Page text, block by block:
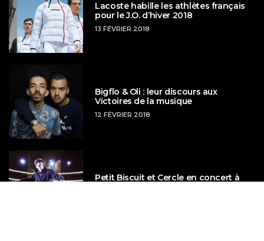
Lacoste habille les athlètes français
pour le J.O. d’hiver 2018
13 FÉVRIER 2018
Bigflo & Oli : leur discours aux
Victoires de la musique
12 FÉVRIER 2018
Petit Biscuit et Cercle en concert à